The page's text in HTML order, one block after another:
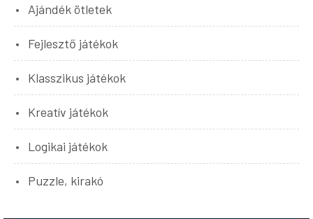
Ajándék ötletek
Fejlesztő játékok
Klasszikus játékok
Kreatív játékok
Logikai játékok
Puzzle, kirakó